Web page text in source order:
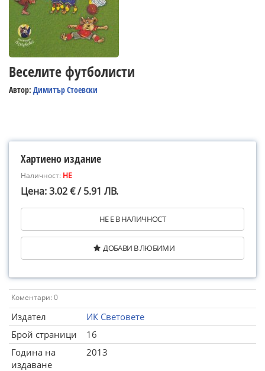
Веселите футболисти
Автор: Димитър Стоевски
Хартиено издание
Наличност: НЕ
Цена: 3.02 € / 5.91 ЛВ.
НЕ Е В НАЛИЧНОСТ
ДОБАВИ В ЛЮБИМИ
Коментари: 0
Издател
ИК Световете
Брой страници
16
Година на
издаване
2013